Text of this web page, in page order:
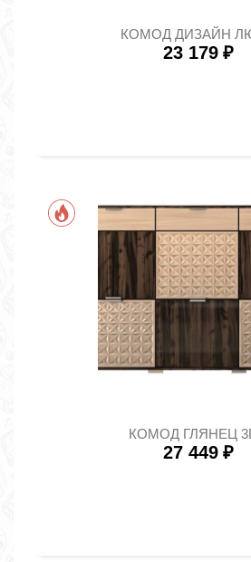
КОМОД ДИЗАЙН
23 179 ₽
КОМОД ГЛЯНЕЦ
27 449 ₽